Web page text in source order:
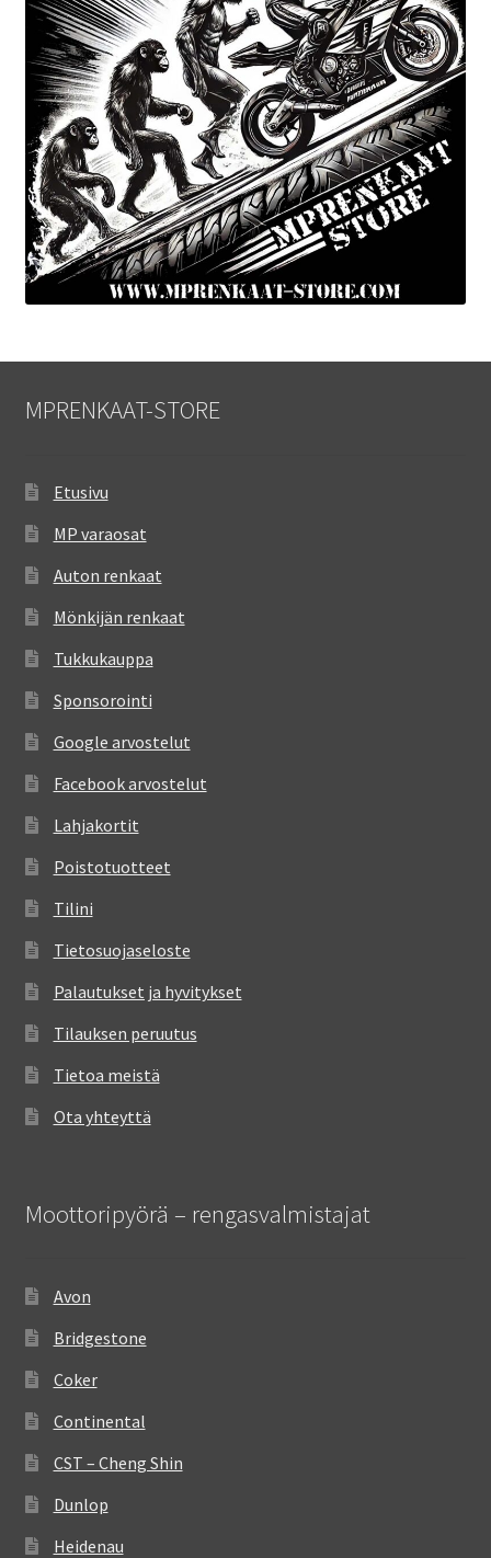
MPRENKAAT-STORE
Etusivu
MP varaosat
Auton renkaat
Mönkijän renkaat
Tukkukauppa
Sponsorointi
Google arvostelut
Facebook arvostelut
Lahjakortit
Poistotuotteet
Tilini
Tietosuojaseloste
Palautukset ja hyvitykset
Tilauksen peruutus
Tietoa meistä
Ota yhteyttä
Moottoripyörä – rengasvalmistajat
Avon
Bridgestone
Coker
Continental
CST – Cheng Shin
Dunlop
Heidenau